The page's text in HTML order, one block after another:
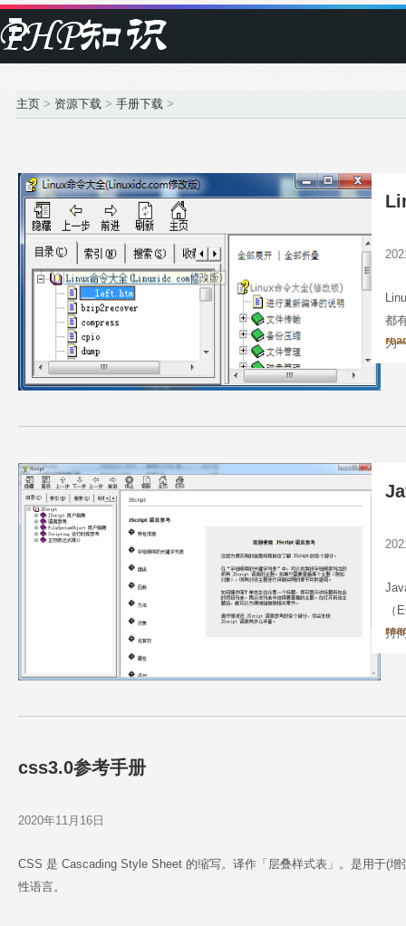
主页 > 资源下载 > 手册下载 >
都
为
（
持
css3.0参考手册
2020年11月16日
CSS 是 Cascading Style Sheet 的缩写。译作「层叠样式表」。是用于(
性语言。